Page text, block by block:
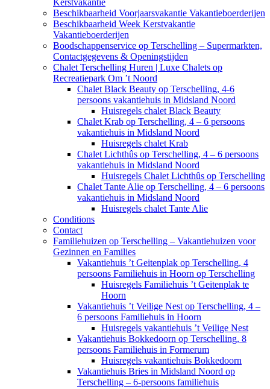
Beschikbaarheid Voorjaarsvakantie Vakantieboerderijen
Beschikbaarheid Week Kerstvakantie
Vakantieboerderijen
Boodschappenservice op Terschelling – Supermarkten,
Contactgegevens & Openingstijden
Chalet Terschelling Huren | Luxe Chalets op
Recreatiepark Om ’t Noord
Chalet Black Beauty op Terschelling, 4-6
persoons vakantiehuis in Midsland Noord
Huisregels chalet Black Beauty
Chalet Krab op Terschelling, 4 – 6 persoons
vakantiehuis in Midsland Noord
Huisregels chalet Krab
Chalet Lichthûs op Terschelling, 4 – 6 persoons
vakantiehuis in Midsland Noord
Huisregels Chalet Lichthûs op Terschelling
Chalet Tante Alie op Terschelling, 4 – 6 persoons
vakantiehuis in Midsland Noord
Huisregels chalet Tante Alie
Conditions
Contact
Familiehuizen op Terschelling – Vakantiehuizen voor
Gezinnen en Families
Vakantiehuis ’t Geitenplak op Terschelling, 4
persoons Familiehuis in Hoorn op Terschelling
Huisregels Familiehuis ’t Geitenplak te
Hoorn
Vakantiehuis ’t Veilige Nest op Terschelling, 4 –
6 persoons Familiehuis in Hoorn
Huisregels vakantiehuis ’t Veilige Nest
Vakantiehuis Bokkedoorn op Terschelling, 8
persoons Familiehuis in Formerum
Huisregels vakantiehuis Bokkedoorn
Vakantiehuis Bries in Midsland Noord op
Terschelling – 6-persoons familiehuis